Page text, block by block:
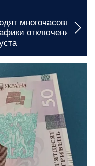
многочасовые
отключения